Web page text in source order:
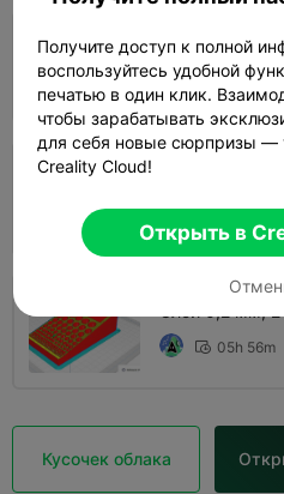
Слой 0,2 мм, 2
 05h 22m
 05h 56m
Кусочек облака
Получите доступ к полной
воспользуйтесь удобной
печатью в один клик.
чтобы зарабатывать
для себя новые сюрпризы —
Creality Cloud!
Открыть в